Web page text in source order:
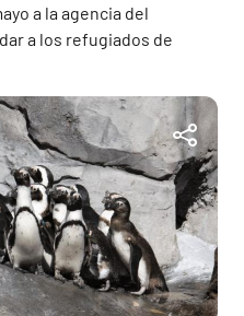
a la agencia del
a los refugiados de